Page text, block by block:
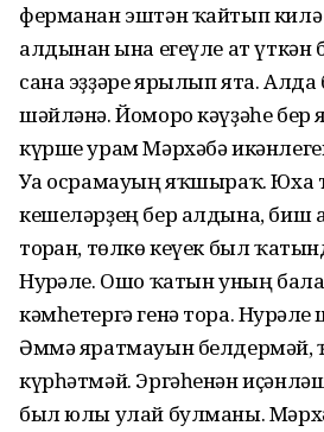
ферманан эштән ҡайтып
алдынан ғына егеүле ат
сана эҙҙәре ярылып ята.
шәйләнә. Йоморо кәүҙәһе
күрше урам Мәрхәбә
Уға осрамауың яҡшыраҡ. Юха
кешеләрҙең бер алдына, биш
торған, төлкө кеүек был
Нурғәле. Ошо ҡатын уның
кәмһетергә генә тора.
Әммә яратмауын белдермәй,
күрһәтмәй. Эргәһенән
был юлы улай булманы.